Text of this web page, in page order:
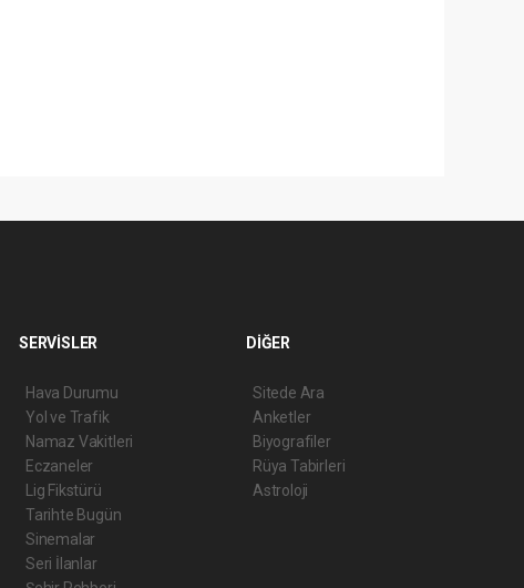
SERVİSLER
Hava Durumu
Yol ve Trafik
Namaz Vakitleri
Eczaneler
Lig Fikstürü
Tarihte Bugün
Sinemalar
Seri İlanlar
DİĞER
Sitede Ara
Anketler
Biyografiler
Rüya Tabirleri
Astroloji